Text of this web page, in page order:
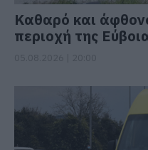
Καθαρό και
περιοχή της